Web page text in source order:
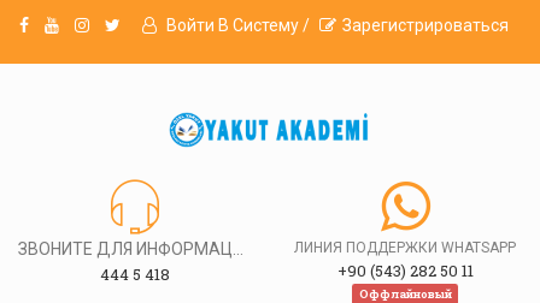
Войти В Систему / Зарегистрироваться
444 5 418
ЛИНИЯ ПОДДЕРЖКИ WHATSAPP
+90 (543) 282 50 11
Оффлайновый